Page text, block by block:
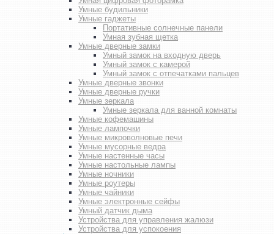
Умные будильники
Умные гаджеты
Портативные солнечные панели
Умная зубная щетка
Умные дверные замки
Умный замок на входную дверь
Умный замок с камерой
Умный замок с отпечатками пальцев
Умные дверные звонки
Умные дверные ручки
Умные зеркала
Умные зеркала для ванной комнаты
Умные кофемашины
Умные лампочки
Умные микроволновые печи
Умные мусорные ведра
Умные настенные часы
Умные настольные лампы
Умные ночники
Умные роутеры
Умные чайники
Умные электронные сейфы
Умный датчик дыма
Устройства для управления жалюзи
Устройства для успокоения